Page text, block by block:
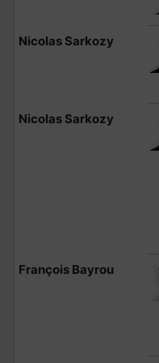
Nicolas Sarkozy
Nicolas Sarkozy
François Bayrou